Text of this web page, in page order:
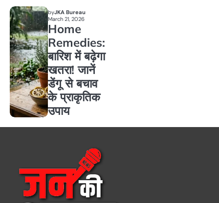
byJKA Bureau
March 21, 2026
Home
Remedies:
बारिश में बढ़ेगा
खतरा! जानें
डेंगू से बचाव
के प्राकृतिक
उपाय